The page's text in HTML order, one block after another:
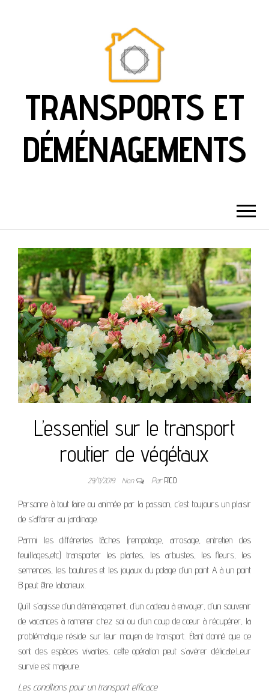
TRANSPORTS ET
DÉMÉNAGEMENTS
L’essentiel sur le transport
routier de végétaux
29/11/2019 Non ParRICO
Personne à tout faire ou animée par la passion, c’est toujours un plaisir
de s’affairer au jardinage.
Parmi les différentes tâches (rempotage, arrosage, entretien des
feuillages,etc) transporter les plantes, les arbustes, les fleurs, les
semences, les boutures et les joyaux du potage d’un point A à un point
B peut être laborieux.
Qu’il s’agisse d’un déménagement, d’un cadeau à envoyer, d’un souvenir
de vacances à ramener chez soi ou d’un coup de cœur à récupérer, la
problématique réside sur leur moyen de transport. Étant donné que ce
sont des espèces vivantes, cette opération peut s’avérer délicate.Leur
survie est majeure.
Les conditions pour un transport efficace